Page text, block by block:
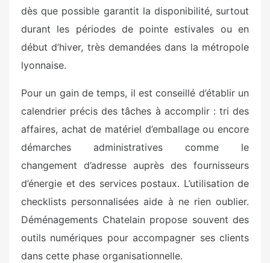
dès que possible garantit la disponibilité, surtout
durant les périodes de pointe estivales ou en
début d’hiver, très demandées dans la métropole
lyonnaise.
Pour un gain de temps, il est conseillé d’établir un
calendrier précis des tâches à accomplir : tri des
affaires, achat de matériel d’emballage ou encore
démarches administratives comme le
changement d’adresse auprès des fournisseurs
d’énergie et des services postaux. L’utilisation de
checklists personnalisées aide à ne rien oublier.
Déménagements Chatelain propose souvent des
outils numériques pour accompagner ses clients
dans cette phase organisationnelle.